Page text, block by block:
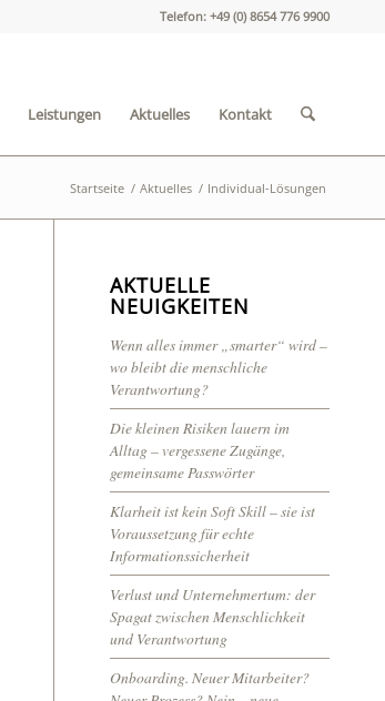
Telefon: +49 (0) 8654 776 9900
Leistungen Aktuelles Kontakt
Startseite / Aktuelles / Individual-Lösungen
AKTUELLE
NEUIGKEITEN
Wenn alles immer „smarter“ wird –
wo bleibt die menschliche
Verantwortung?
Die kleinen Risiken lauern im
Alltag – vergessene Zugänge,
gemeinsame Passwörter
Klarheit ist kein Soft Skill – sie ist
Voraussetzung für echte
Informationssicherheit
Verlust und Unternehmertum: der
Spagat zwischen Menschlichkeit
und Verantwortung
Onboarding. Neuer Mitarbeiter?